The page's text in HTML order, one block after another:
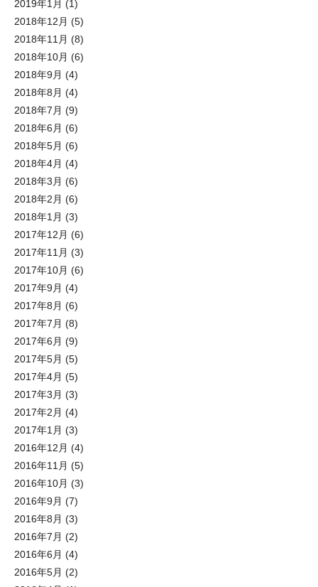
2019年1月 (1)
2018年12月 (5)
2018年11月 (8)
2018年10月 (6)
2018年9月 (4)
2018年8月 (4)
2018年7月 (9)
2018年6月 (6)
2018年5月 (6)
2018年4月 (4)
2018年3月 (6)
2018年2月 (6)
2018年1月 (3)
2017年12月 (6)
2017年11月 (3)
2017年10月 (6)
2017年9月 (4)
2017年8月 (6)
2017年7月 (8)
2017年6月 (9)
2017年5月 (5)
2017年4月 (5)
2017年3月 (3)
2017年2月 (4)
2017年1月 (3)
2016年12月 (4)
2016年11月 (5)
2016年10月 (3)
2016年9月 (7)
2016年8月 (3)
2016年7月 (2)
2016年6月 (4)
2016年5月 (2)